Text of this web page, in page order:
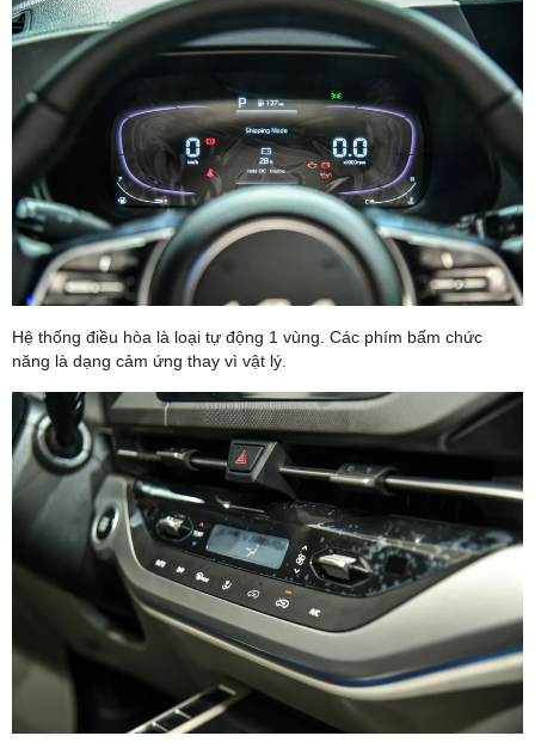
Hệ thống điều hòa là loại tự động 1 vùng. Các phím bấm chức
năng là dạng cảm ứng thay vì vật lý.